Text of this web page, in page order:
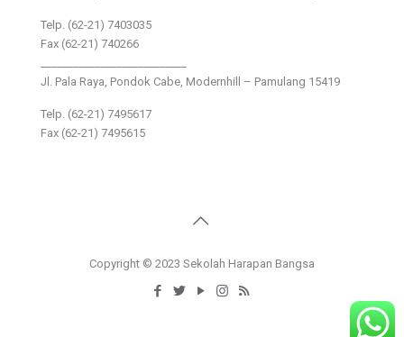
Telp. (62-21) 7403035
Fax (62-21) 740266
Jl. Pala Raya, Pondok Cabe, Modernhill – Pamulang 15419
Telp. (62-21) 7495617
Fax (62-21) 7495615
Copyright © 2023 Sekolah Harapan Bangsa